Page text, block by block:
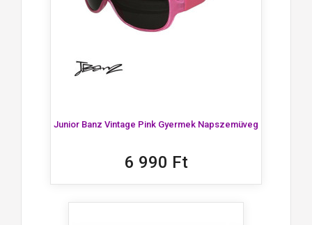
Junior Banz Vintage Pink Gyermek Napszemüveg
6 990 Ft